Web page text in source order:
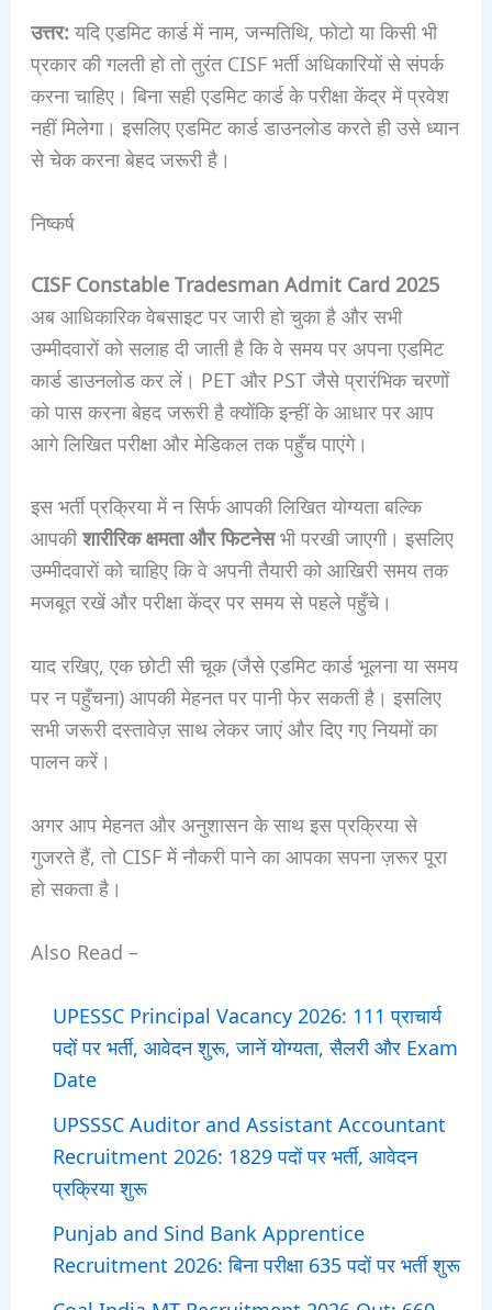
उत्तर:यदि एडमिट कार्ड में नाम, जन्मतिथि, फोटो या किसी भी
प्रकार की गलती हो तो तुरंत CISF भर्ती अधिकारियों से संपर्क
करना चाहिए। बिना सही एडमिट कार्ड के परीक्षा केंद्र में प्रवेश
नहीं मिलेगा। इसलिए एडमिट कार्ड डाउनलोड करते ही उसे ध्यान
से चेक करना बेहद जरूरी है।
निष्कर्ष
CISF Constable Tradesman Admit Card 2025
अब आधिकारिक वेबसाइट पर जारी हो चुका है और सभी
उम्मीदवारों को सलाह दी जाती है कि वे समय पर अपना एडमिट
कार्ड डाउनलोड कर लें। PET और PST जैसे प्रारंभिक चरणों
को पास करना बेहद जरूरी है क्योंकि इन्हीं के आधार पर आप
आगे लिखित परीक्षा और मेडिकल तक पहुँच पाएंगे।
इस भर्ती प्रक्रिया में न सिर्फ आपकी लिखित योग्यता बल्कि
आपकीशारीरिक क्षमता और फिटनेसभी परखी जाएगी। इसलिए
उम्मीदवारों को चाहिए कि वे अपनी तैयारी को आखिरी समय तक
मजबूत रखें और परीक्षा केंद्र पर समय से पहले पहुँचे।
याद रखिए, एक छोटी सी चूक (जैसे एडमिट कार्ड भूलना या समय
पर न पहुँचना) आपकी मेहनत पर पानी फेर सकती है। इसलिए
सभी जरूरी दस्तावेज़ साथ लेकर जाएं और दिए गए नियमों का
पालन करें।
अगर आप मेहनत और अनुशासन के साथ इस प्रक्रिया से
गुजरते हैं, तो CISF में नौकरी पाने का आपका सपना ज़रूर पूरा
हो सकता है।
Also Read –
UPESSC Principal Vacancy 2026: 111 प्राचार्य
पदों पर भर्ती, आवेदन शुरू, जानें योग्यता, सैलरी और Exam
Date
UPSSSC Auditor and Assistant Accountant
Recruitment 2026: 1829 पदों पर भर्ती, आवेदन
प्रक्रिया शुरू
Punjab and Sind Bank Apprentice
Recruitment 2026: बिना परीक्षा 635 पदों पर भर्ती शुरू